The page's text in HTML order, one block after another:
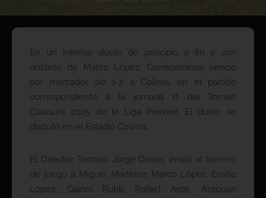
En un intenso duelo de principio a fin y con
doblete de Marco López, Correcaminos venció
por marcador de 1-2 a Colima, en el partido
correspondiente a la jornada 11 del Torneo
Clausura 2025 de la Liga Premier. El duelo se
disputó en el Estadio Colima.
El Director Técnico Jorge Dimas, envió al terreno
de juego a Miguel Martínez, Marco López, Emilio
López, Gianni Rubli, Rafael Arce, Antouan